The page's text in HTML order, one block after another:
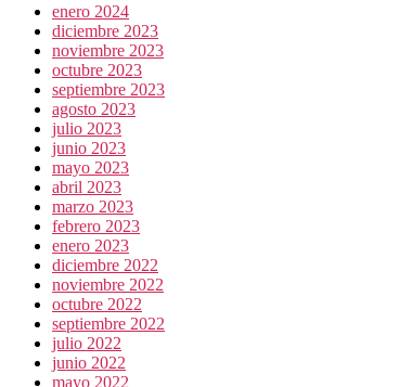
enero 2024
diciembre 2023
noviembre 2023
octubre 2023
septiembre 2023
agosto 2023
julio 2023
junio 2023
mayo 2023
abril 2023
marzo 2023
febrero 2023
enero 2023
diciembre 2022
noviembre 2022
octubre 2022
septiembre 2022
julio 2022
junio 2022
mayo 2022